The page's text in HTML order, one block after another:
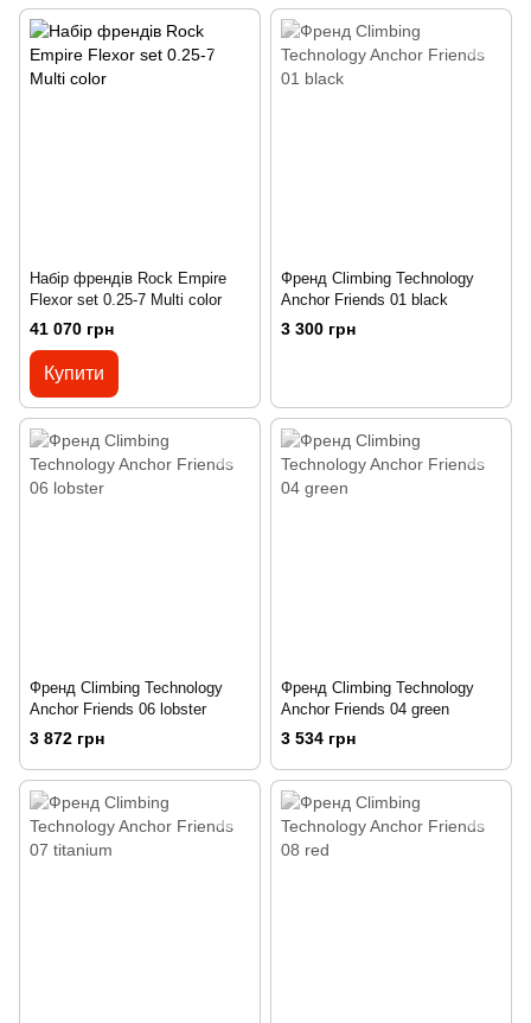
Набір френдів Rock Empire
Flexor set 0.25-7 Multi color
41 070 грн
Купити
Френд Climbing Technology
Anchor Friends 01 black
3 300 грн
Френд Climbing Technology
Anchor Friends 06 lobster
3 872 грн
Френд Climbing Technology
Anchor Friends 04 green
3 534 грн